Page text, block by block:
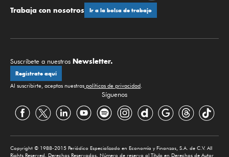
Trabaja con nosotros Ir a la bolsa de trabajo
Suscríbete a nuestros Newsletter.
Regístrate aquí
Al suscribirte, aceptas nuestras políticas de privacidad.
Síguenos
Copyright © 1988-2015 Periódico Especializado en Economía y Finanzas, S.A. de C.V. All
Rights Reserved. Derechos Reservados. Número de reserva al Título en Derechos de Autor